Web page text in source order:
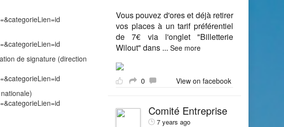
de signature (direction
Vous pouvez d'ores et déjà retirer
vos places à un tarif préférentiel
de 7€ via l'onglet "Billetterie
Wilout" dans ... See more
0 View on facebook
Comité Entreprise
7 years ago